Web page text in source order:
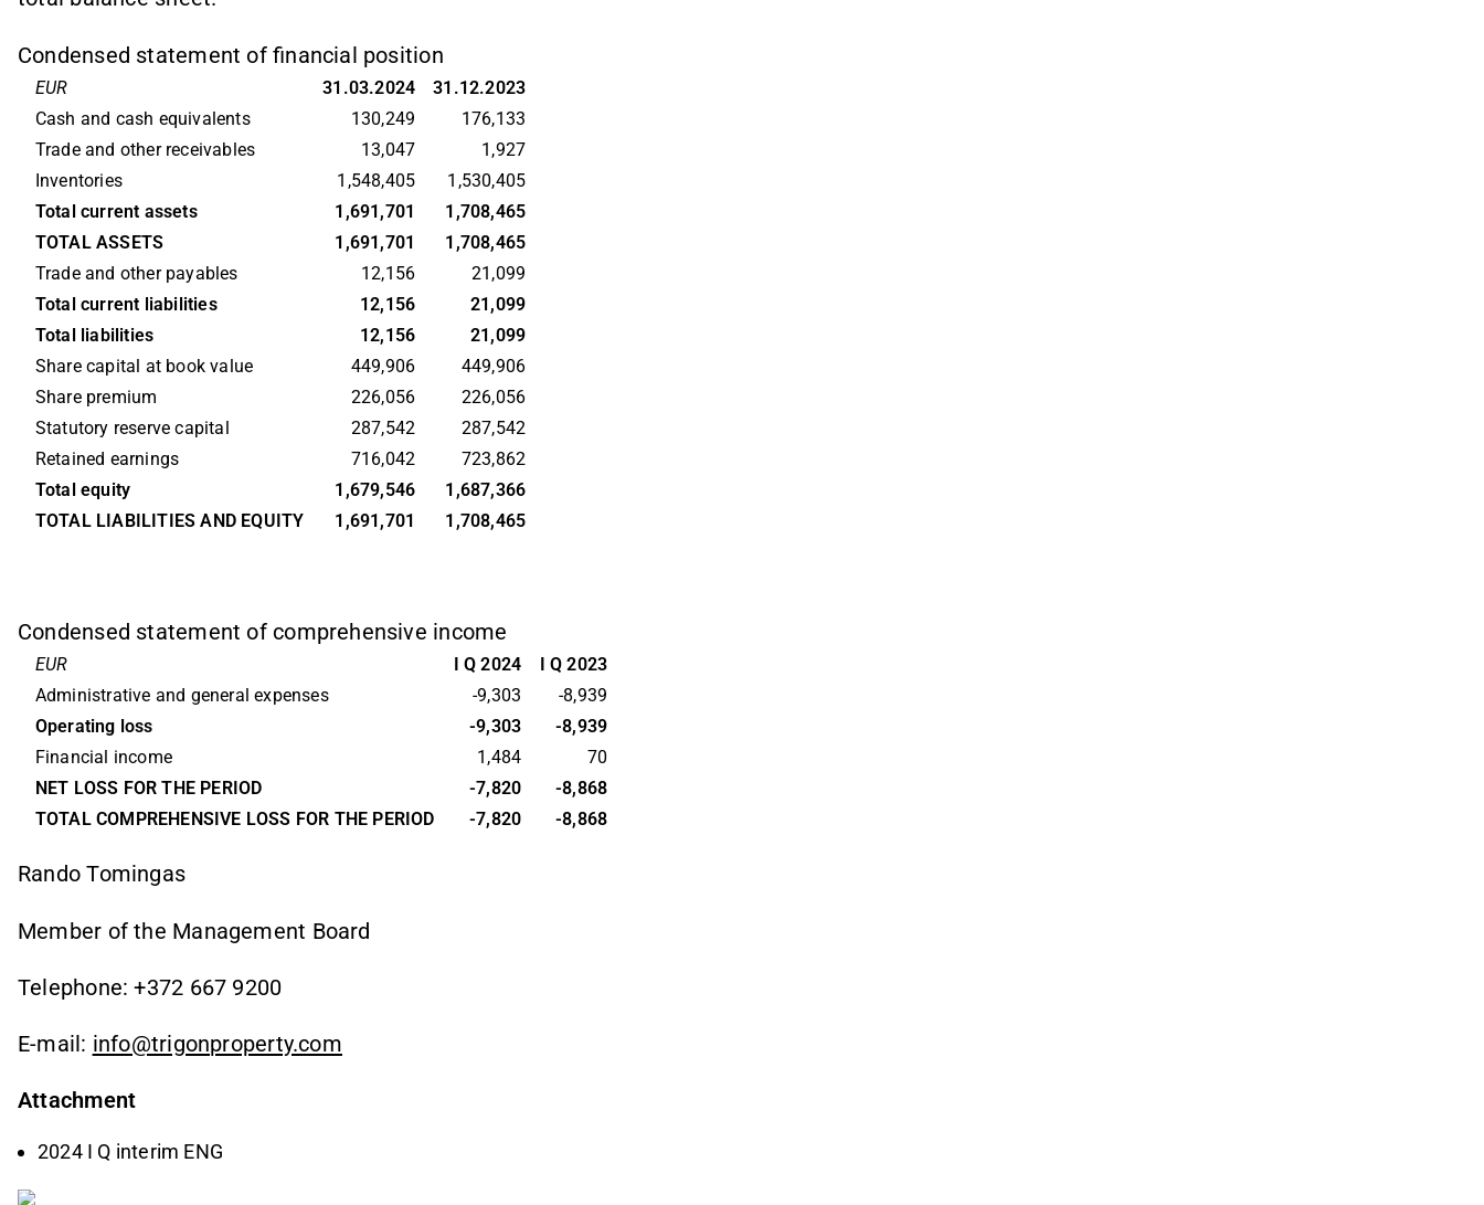
Condensed statement of financial position
EUR 31.03.2024
31.12.2023
Cash and cash equivalents
130,249
176,133
Trade and other receivables
13,047
1,927
Inventories
1,548,405
1,530,405
Total current assets
1,691,701
1,708,465
TOTAL ASSETS
1,691,701
1,708,465
Trade and other payables
12,156
21,099
Total current liabilities
12,156
21,099
Total liabilities
12,156
21,099
Share capital at book value
449,906
449,906
Share premium
226,056
226,056
Statutory reserve capital
287,542
287,542
Retained earnings
716,042
723,862
Total equity
1,679,546
1,687,366
TOTAL LIABILITIES AND EQUITY
1,691,701 1,708,465
Condensed statement of comprehensive income
EUR I Q 2024
I Q 2023
Administrative and general expenses
-9,303
-8,939
Operating loss
-9,303
-8,939
Financial income
1,484
70
NET LOSS FOR THE PERIOD
-7,820
-8,868
TOTAL COMPREHENSIVE LOSS FOR THE PERIOD
-7,820 -8,868
Rando Tomingas
Member of the Management Board
Telephone: +372 667 9200
E-mail: info@trigonproperty.com
Attachment
2024 I Q interim ENG